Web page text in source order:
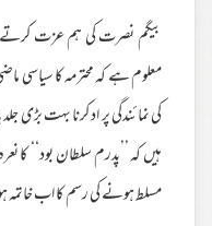
بیگم نصرت کی ہم عزت کرتے
معلوم ہے کہ محترمہ کا
کی نمائندگی پر اد کرنا بہت بڑی
ہیں کہ ’’پدرم سلطان بود‘‘ کا
مسلط ہونے کی رسم کا اب خاتمہ